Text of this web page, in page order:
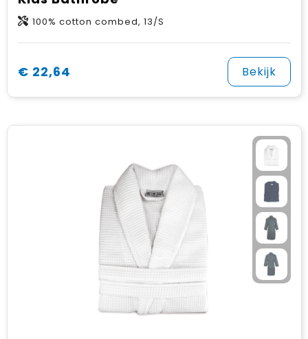
100% cotton combed, 13/S
€ 22,64 Bekijk